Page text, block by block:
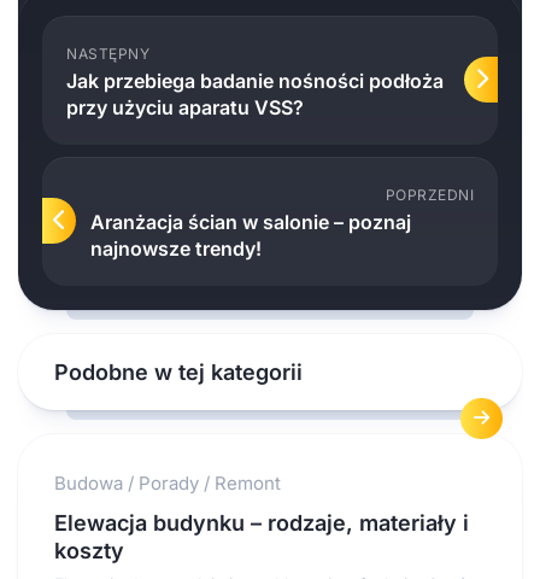
NASTĘPNY
Jak przebiega badanie nośności podłoża
przy użyciu aparatu VSS?
POPRZEDNI
Aranżacja ścian w salonie – poznaj
najnowsze trendy!
Podobne w tej kategorii
Budowa / Porady / Remont
Elewacja budynku – rodzaje, materiały i
koszty